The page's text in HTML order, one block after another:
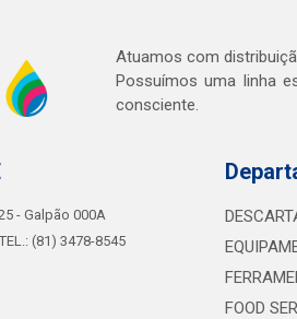
Atuamos com
Possuímos uma linha
consciente.
- Galpão 000A
(81) 3478-8545
FOOD